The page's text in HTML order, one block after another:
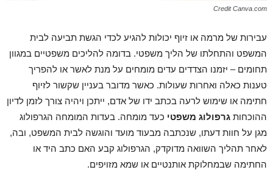
Credit Canva.com
עבירות של מרמה או זיוף יכולות להגיע לכדי הגשת תביעה לבית
המשפט והתחלתו של הליך משפטי. בדומה להליכים משפטיים במגוון
תחומים – יזמנו הצדדים עדים מומחים על מנת לאשר או להפריך
טענות כאלה ואחרות שעולות. כאשר מדובר בעניין שקשור לזיוף
חתימה או שימוש לרעה בכתב ידו של אדם, ייתכן ויהיה צורך לזמן לדיון
ההוכחות גרפולוג משפטי כעד מומחה. בעדות המומחה הגרפולוג
מגן על חוות דעתו, שנכתבה מבעוד מועד והוגשה לבית המשפט, ובה,
לאחר תהליך השוואה מדוקדק, הגרפולוג קבע האם כתב היד או
החתימה שבמחלוקת אותנטיים או שמא מזויפים.